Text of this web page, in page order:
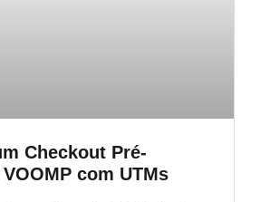
Checkout Pré-
com UTMs